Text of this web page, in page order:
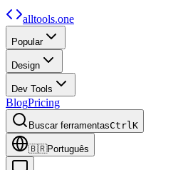
alltools.one
Popular
Design
Dev Tools
BlogPricing
Buscar ferramentasCtrlK
🇧🇷Português